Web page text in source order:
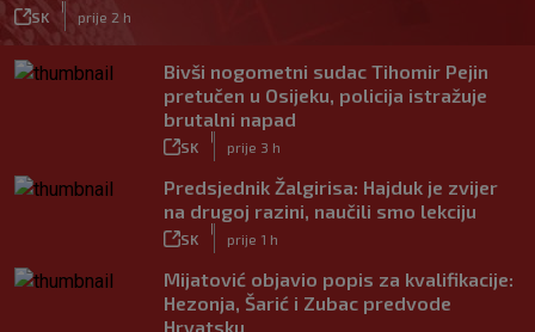
SK prije 2 h
Bivši nogometni sudac Tihomir Pejin
pretučen u Osijeku, policija istražuje
brutalni napad
SK prije 3 h
Predsjednik Žalgirisa: Hajduk je zvijer
na drugoj razini, naučili smo lekciju
SK prije 1 h
Mijatović objavio popis za kvalifikacije:
Hezonja, Šarić i Zubac predvode
Hrvatsku